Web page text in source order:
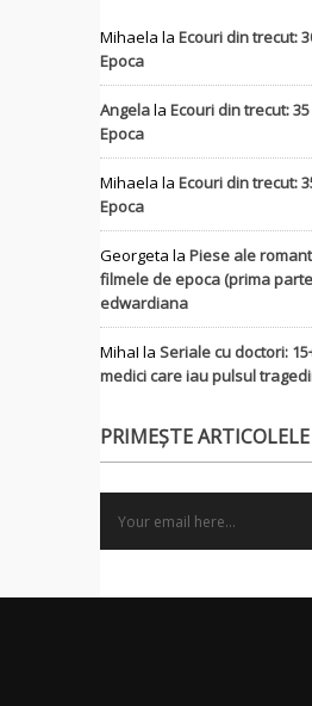
Mihaela la Ecouri din trecut:
Epoca
Angelala Ecouri din trecut:
Epoca
Mihaela la Ecouri din trecut:
Epoca
Georgeta la Piese ale
filmele de epoca (prima
edwardiana
MihaI la Seriale cu doctori:
medici care iau pulsul
PRIMEȘTE